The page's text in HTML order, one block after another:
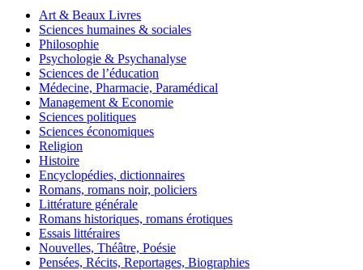
Art & Beaux Livres
Sciences humaines & sociales
Philosophie
Psychologie & Psychanalyse
Sciences de l’éducation
Médecine, Pharmacie, Paramédical
Management & Economie
Sciences politiques
Sciences économiques
Religion
Histoire
Encyclopédies, dictionnaires
Romans, romans noir, policiers
Littérature générale
Romans historiques, romans érotiques
Essais littéraires
Nouvelles, Théâtre, Poésie
Pensées, Récits, Reportages, Biographies